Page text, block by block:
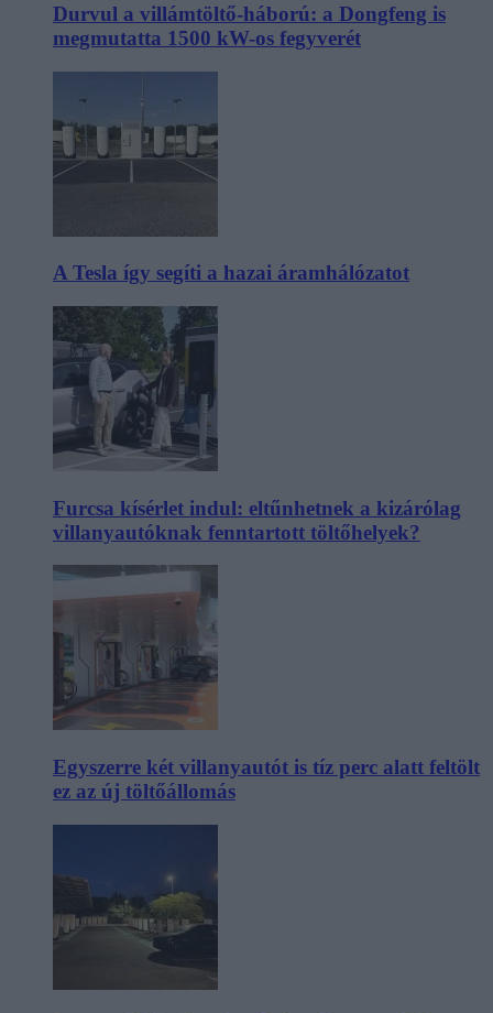
Durvul a villámtöltő-háború: a Dongfeng is
megmutatta 1500 kW-os fegyverét
A Tesla így segíti a hazai áramhálózatot
Furcsa kísérlet indul: eltűnhetnek a kizárólag
villanyautóknak fenntartott töltőhelyek?
Egyszerre két villanyautót is tíz perc alatt feltölt
ez az új töltőállomás